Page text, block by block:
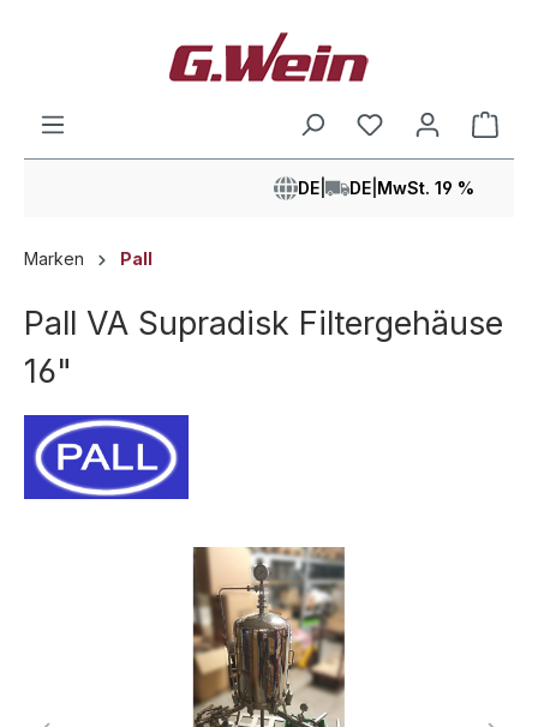
DE DE MwSt. 19 %
Marken Pall
Pall VA Supradisk Filtergehäuse
16"
Bildergalerie überspringen